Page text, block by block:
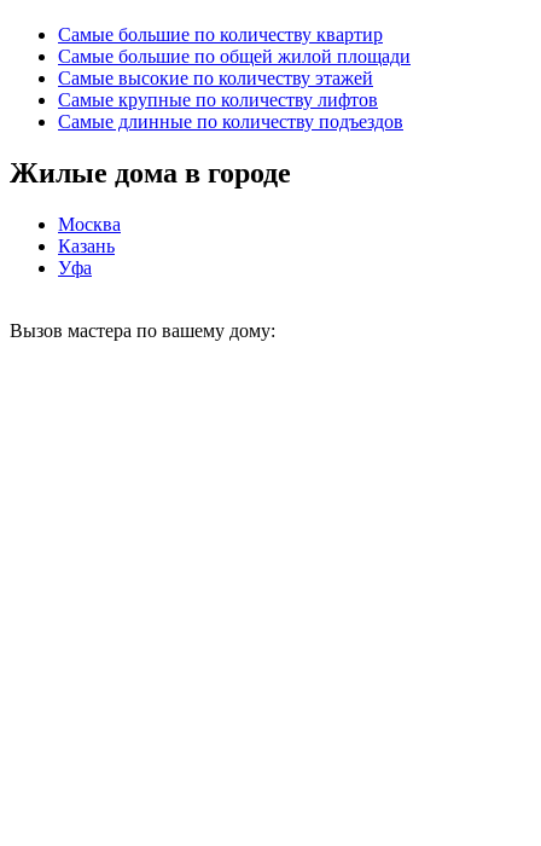
Самые большие по количеству квартир
Самые большие по общей жилой площади
Самые высокие по количеству этажей
Самые крупные по количеству лифтов
Самые длинные по количеству подъездов
Жилые дома в городе
Москва
Казань
Уфа
Вызов мастера по вашему дому: